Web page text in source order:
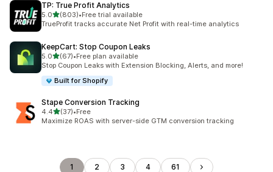
TP: True Profit Analytics
5.0เต็ม 5 ดาว
(803)
ทั้งหมด 803 รีวิว
•Free trial available
TrueProfit tracks accurate Net Profit with real-time analytics
KeepCart: Stop Coupon Leaks
5.0เต็ม 5 ดาว
(67)
ทั้งหมด 67 รีวิว
•Free plan available
Stop Coupon Leaks with Extension Blocking, Alerts, and more!
Built for Shopify
Stape Conversion Tracking
4.4เต็ม 5 ดาว
(37)
ทั้งหมด 37 รีวิว
•Free
Maximize ROAS with server-side GTM conversion tracking
1 2 3 4 61